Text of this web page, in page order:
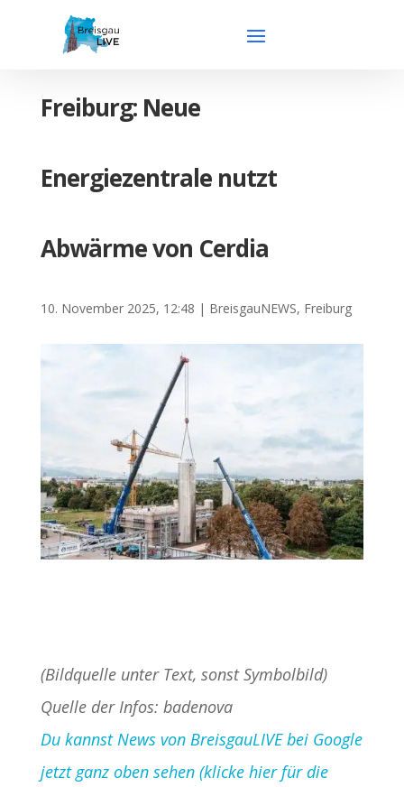
Freiburg: Neue
Energiezentrale nutzt
Abwärme von Cerdia
10. November 2025, 12:48 | BreisgauNEWS, Freiburg
(Bildquelle unter Text, sonst Symbolbild)
Quelle der Infos: badenova
Du kannst News von BreisgauLIVE bei Google
jetzt ganz oben sehen (klicke hier für die